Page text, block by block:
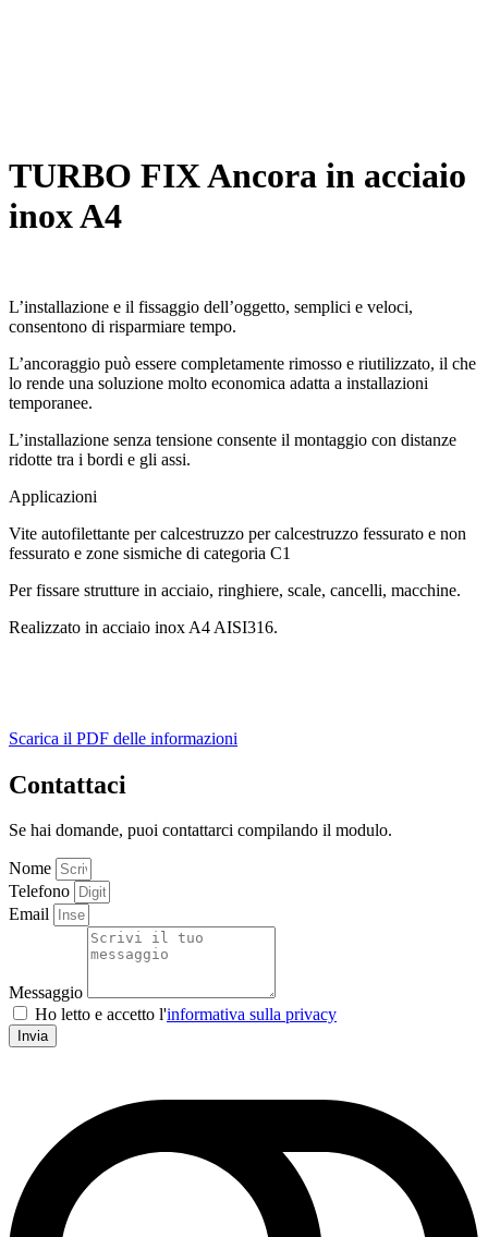
TURBO FIX Ancora in acciaio
inox A4
L’installazione e il fissaggio dell’oggetto, semplici e veloci,
consentono di risparmiare tempo.
L’ancoraggio può essere completamente rimosso e riutilizzato, il che
lo rende una soluzione molto economica adatta a installazioni
temporanee.
L’installazione senza tensione consente il montaggio con distanze
ridotte tra i bordi e gli assi.
Applicazioni
Vite autofilettante per calcestruzzo per calcestruzzo fessurato e non
fessurato e zone sismiche di categoria C1
Per fissare strutture in acciaio, ringhiere, scale, cancelli, macchine.
Realizzato in acciaio inox A4 AISI316.
Scarica il PDF delle informazioni
Contattaci
Se hai domande, puoi contattarci compilando il modulo.
Nome
Telefono
Email
Messaggio
Ho letto e accetto l'informativa sulla privacy
Invia